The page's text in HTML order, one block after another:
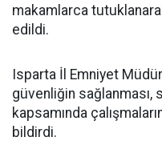
makamlarca
edildi.
Isparta İl Emniyet
güvenliğin
kapsamında
bildirdi.